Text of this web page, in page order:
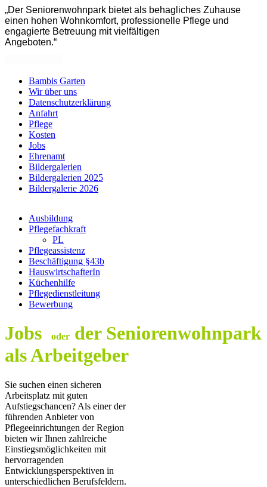
„Der Seniorenwohnpark bietet als behagliches Zuhause
einen hohen Wohnkomfort, professionelle Pflege und
engagierte Betreuung mit vielfältigen
Angeboten.“
Bambis Garten
Wir über uns
Datenschutzerklärung
Anfahrt
Pflege
Kosten
Jobs
Ehrenamt
Bildergalerien
Bildergalerien 2025
Bildergalerie 2026
Ausbildung
Pflegefachkraft
PL
Pflegeassistenz
Beschäftigung §43b
HauswirtschafterIn
Küchenhilfe
Pflegedienstleitung
Bewerbung
Jobs oder der Seniorenwohnpark
als Arbeitgeber
Sie suchen einen sicheren
Arbeitsplatz mit guten
Aufstiegschancen? Als einer der
führenden Anbieter von
Pflegeeinrichtungen der Region
bieten wir Ihnen zahlreiche
Einstiegsmöglichkeiten mit
hervorragenden
Entwicklungsperspektiven in
unterschiedlichen Berufsfeldern.